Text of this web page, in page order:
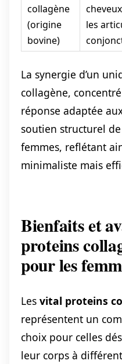
collagène
(origine
bovine)
les
La synergie d’un
collagène,
réponse adaptée
soutien structurel de
femmes, reflétant
minimaliste mais
Bienfaits et
proteins
pour les
Les vital proteins
représentent un
choix pour celles
leur corps à